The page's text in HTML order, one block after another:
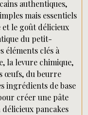
authentiques,
mais essentiels
le goût délicieux
du petit-
éléments clés à
la levure chimique,
œufs, du beurre
ingrédients de base
créer une pâte
pancakes